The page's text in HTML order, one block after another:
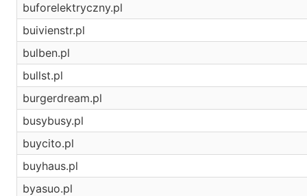
buforelektryczny.pl
buivienstr.pl
bulben.pl
bullst.pl
burgerdream.pl
busybusy.pl
buycito.pl
buyhaus.pl
byasuo.pl